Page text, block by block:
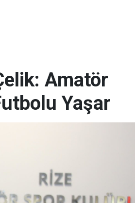
Amatör
Yaşar